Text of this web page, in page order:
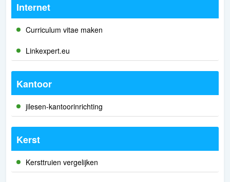
Internet
Curriculum vitae maken
Linkexpert.eu
Kantoor
jilesen-kantoorinrichting
Kerst
Kersttruien vergelijken